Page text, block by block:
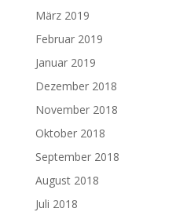
März 2019
Februar 2019
Januar 2019
Dezember 2018
November 2018
Oktober 2018
September 2018
August 2018
Juli 2018